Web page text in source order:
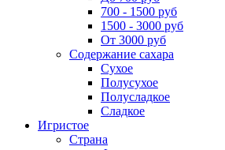
700 - 1500 руб
1500 - 3000 руб
От 3000 руб
Содержание сахара
Сухое
Полусухое
Полусладкое
Сладкое
Игристое
Страна